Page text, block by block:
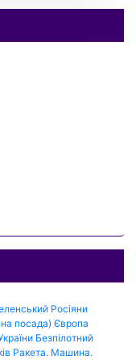
Росіяни
посада) Європа
Безпілотний
Ракета. Машина.